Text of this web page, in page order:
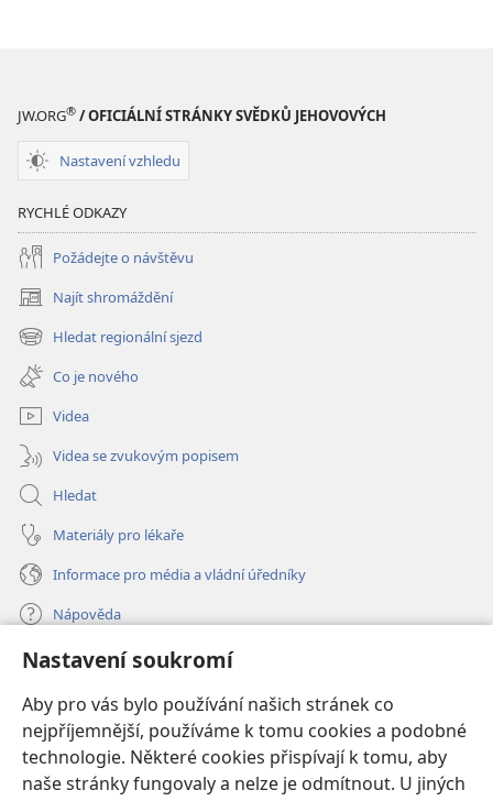
Nastavení soukromí
Aby pro vás bylo používání našich stránek co
nejpříjemnější, používáme k tomu cookies a podobné
technologie. Některé cookies přispívají k tomu, aby
naše stránky fungovaly a nelze je odmítnout. U jiných
JW.ORG® / OFICIÁLNÍ STRÁNKY SVĚDKŮ JEHOVOVÝCH
Nastavení vzhledu
RYCHLÉ ODKAZY
Požádejte o návštěvu
Najít shromáždění
(otevřeno
nové
okno)
Hledat regionální sjezd
(otevřeno
nové
okno)
Co je nového
Videa
Videa se zvukovým popisem
Hledat
Materiály pro lékaře
Informace pro média a vládní úředníky
Nápověda
Dary
nové
okno) ONLINE KNIHOVNA Strážné věže
(otevřeno
nové
okno)JW Hub®
(otevřeno